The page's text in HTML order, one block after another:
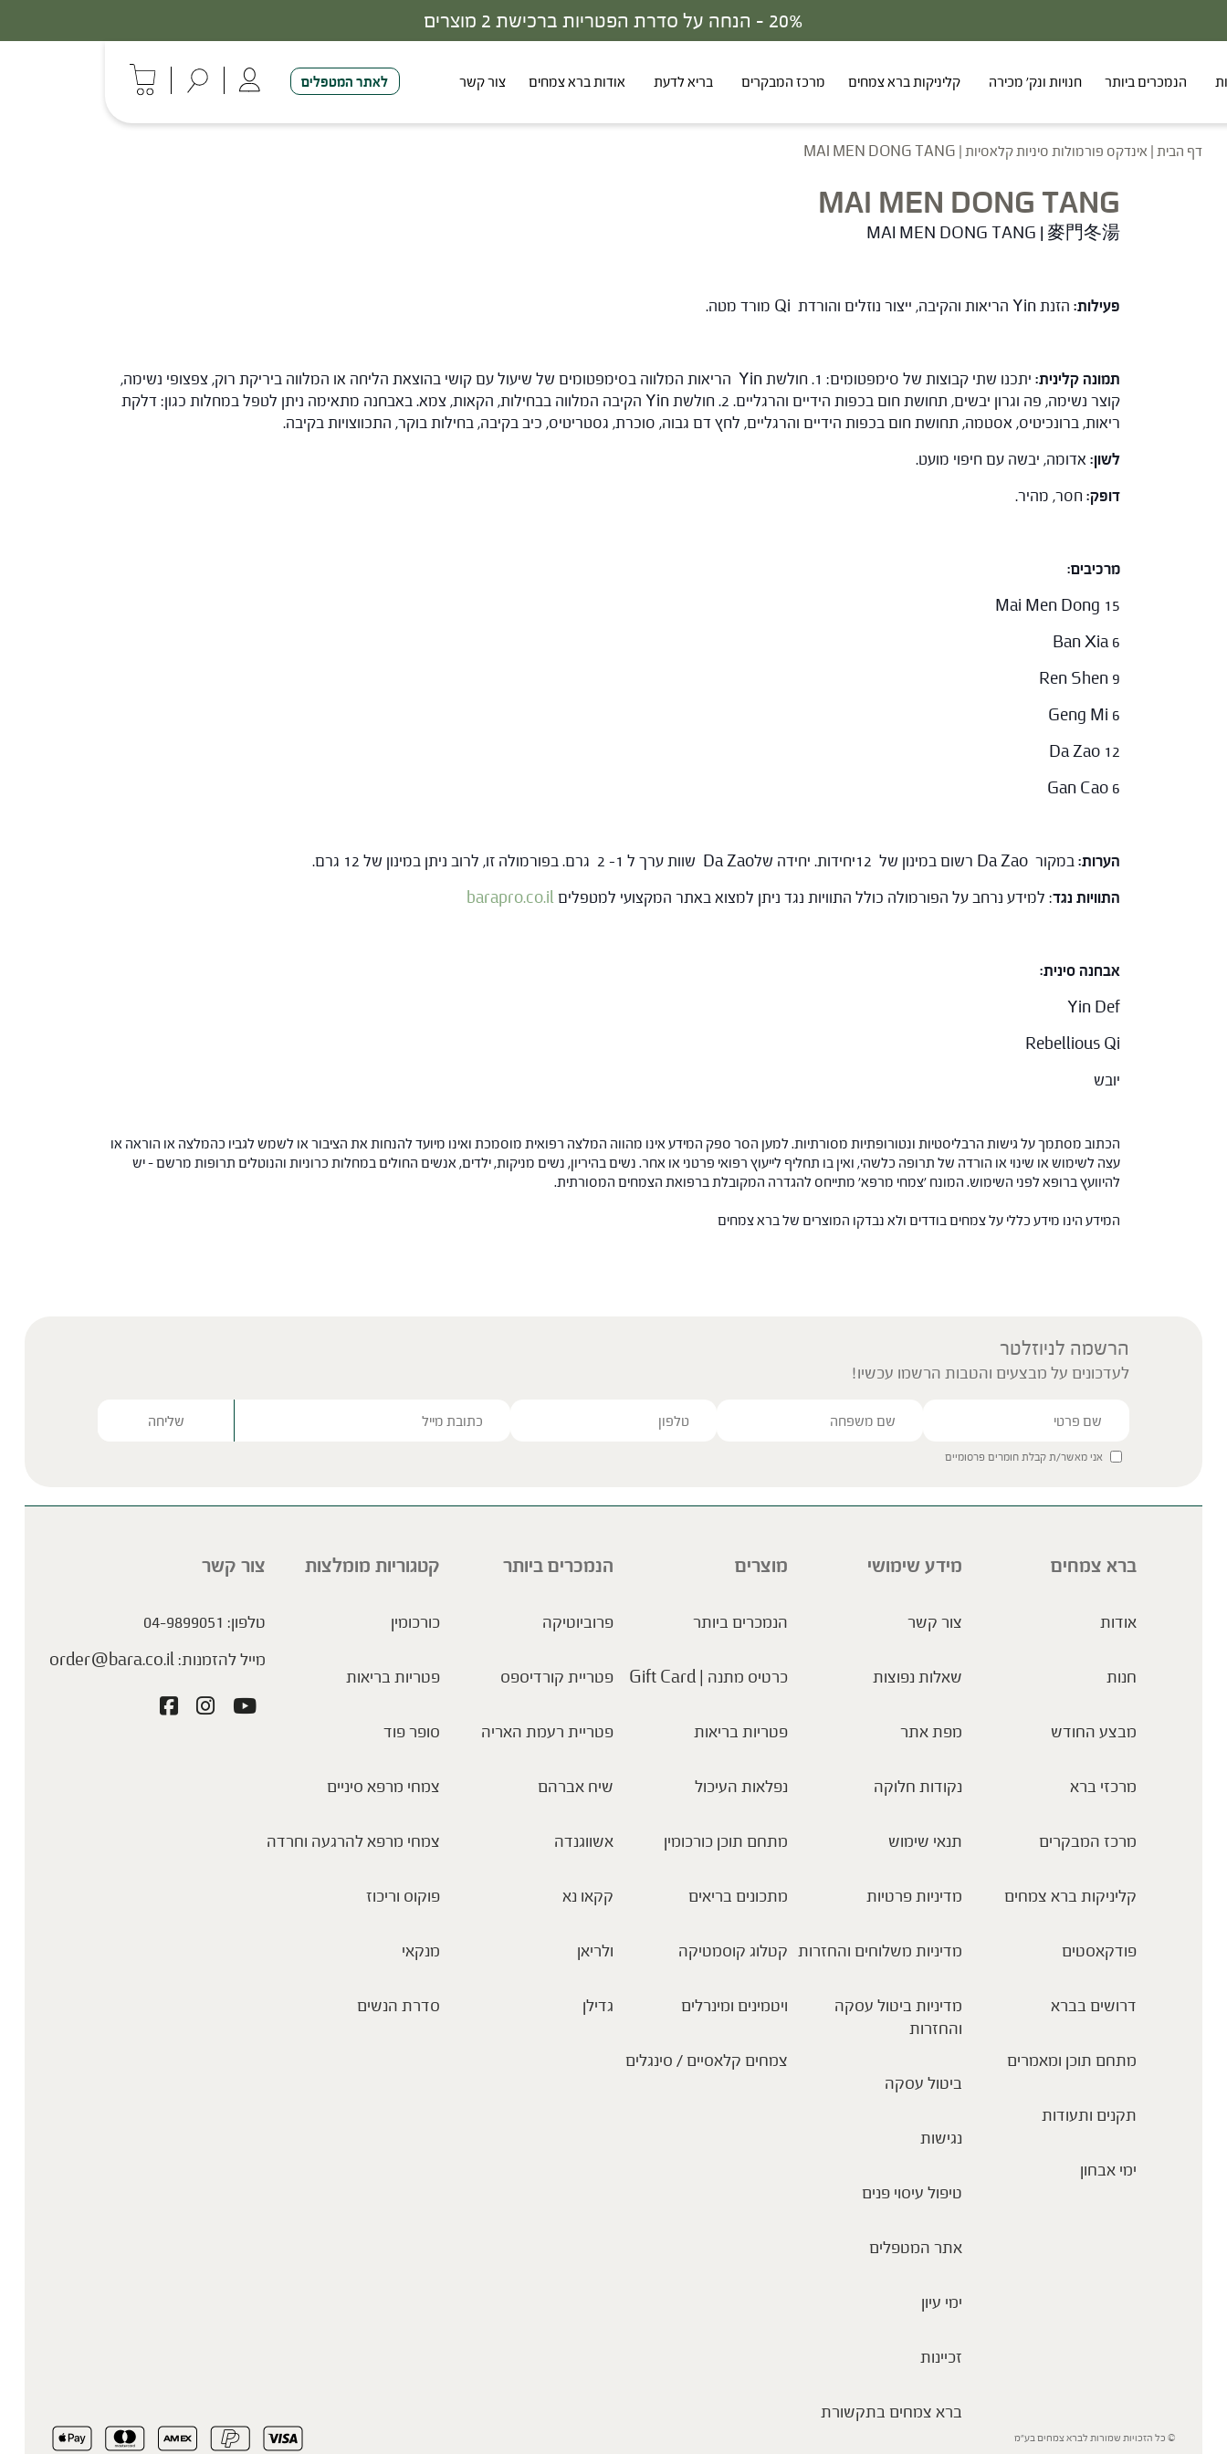
הנמכרים ביותר חנויות ונק' מכירה קליניקות ברא צמחים מרכז המבקרים בריא לדעת אודות ברא צמחים צור קשר לאתר המטפלים
דף הבית | אינדקס פורמולות סיניות קלאסיות |
MAI MEN DONG TANG
MAI MEN DONG TANG
MAI MEN DONG TANG 麥門冬湯
פעילות: הזנת Yin הריאות והקיבה, ייצור נוזלים והורדת Qi מורד מטה.
תמונה קלינית:
יתכנו שתי קבוצות של סימפטומים: 1. חולשת Yin הריאות המלווה בסימפטומים של שיעול עם קושי בהוצאת הליחה או המלווה ביריקת רוק, צפצופי נשימה,
קוצר נשימה, פה וגרון יבשים, תחושת חום בכפות הידיים והרגליים. 2. חולשת Yin הקיבה המלווה בבחילות, הקאות, צמא. באבחנה מתאימה ניתן לטפל במחלות כגון: דלקת
ריאות, ברונכיטיס, אסטמה, תחושת חום בכפות הידיים והרגליים, לחץ דם גבוה, סוכרת, גסטריטיס, כיב בקיבה, בחילות בוקר, התכווצויות בקיבה.
לשון: אדומה, יבשה עם חיפוי מועט.
דופק: חסר, מהיר.
מרכיבים:
Mai Men Dong 15
Ban Xia 6
Ren Shen 9
Geng Mi 6
Da Zao 12
Gan Cao 6
הערות:במקור Da Zao רשום במינון של 12יחידות. יחידה שלDa Zao שוות ערך ל 1- 2 גרם. בפורמולה זו, לרוב ניתן במינון של 12 גרם.
התוויות נגד: למידע נרחב על הפורמולה כולל התוויות נגד ניתן למצוא באתר המקצועי למטפליםbarapro.co.il
אבחנה סינית:
Yin Def
Rebellious Qi
יובש
הכתוב מסתמך על גישות הרבליסטיות ונטורופתיות מסורתיות. למען הסר ספק המידע אינו מהווה המלצה רפואית מוסמכת ואינו מיועד להנחות את הציבור או לשמש לגביו כהמלצה או הוראה או
עצה לשימוש או שינוי או הורדה של תרופה כלשהי, ואין בו תחליף לייעוץ רפואי פרטני או אחר. נשים בהיריון, נשים מניקות, ילדים, אנשים החולים במחלות כרוניות והנוטלים תרופות מרשם – יש
להיוועץ ברופא לפני השימוש. המונח 'צמחי מרפא' מתייחס להגדרה המקובלת ברפואת הצמחים המסורתית.
המידע הינו מידע כללי על צמחים בודדים ולא נבדקו המוצרים של ברא צמחים
הרשמה לניוזלטר
לעדכונים על מבצעים והטבות הרשמו עכשיו!
אני מאשר/ת קבלת חומרים פרסומיים
ברא צמחים
אודות
חנות
מבצע החודש
מרכזי ברא
מרכז המבקרים
קליניקות ברא צמחים
פודקאסטים
דרושים בברא
מתחם תוכן ומאמרים
תקנים ותעודות
ימי אבחון
מידע שימושי
צור קשר
שאלות נפוצות
מפת אתר
נקודות חלוקה
תנאי שימוש
מדיניות פרטיות
מדיניות משלוחים והחזרות
מדיניות ביטול עסקה
והחזרות
ביטול עסקה
נגישות
טיפול עיסוי פנים
אתר המטפלים
ימי עיון
זכיינות
ברא צמחים בתקשורת
מוצרים
הנמכרים ביותר
כרטיס מתנה | Gift Card
פטריות בריאות
נפלאות העיכול
מתחם תוכן כורכומין
מתכונים בריאים
קטלוג קוסמטיקה
ויטמינים ומינרלים
צמחים קלאסיים / סינגלים
הנמכרים ביותר
פרוביוטיקה
פטריית קורדיספס
פטריית רעמת האריה
שיח אברהם
אשווגנדה
קקאו נא
ולריאן
גדילן
קטגוריות מומלצות
כורכומין
פטריות בריאות
סופר פוד
צמחי מרפא סיניים
צמחי מרפא להרגעה וחרדה
פוקוס וריכוז
מנקאי
סדרת הנשים
צור קשר
טלפון: 04-9899051
מייל להזמנות:order@bara.co.il
© כל הזכויות שמורות לברא צמחים בע”מ